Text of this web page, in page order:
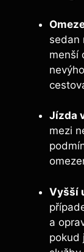
sedan
menší
Jízda
mezi
Vyšší
a
pokud